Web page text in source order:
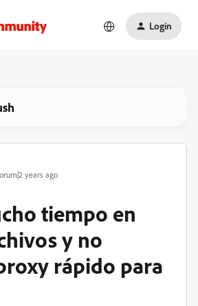
Login
years ago
tiempo en
y no
rápido para